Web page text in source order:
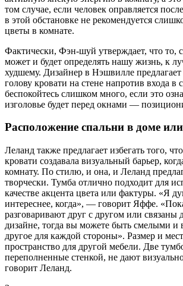
том случае, если человек оправляется
в этой обстановке не рекомендуется
цветы в комнате.
Фактически, Фэн-шуй утверждает, что то,
может и будет определять нашу жизнь, к
худшему. Дизайнер в Нэшвилле предлагает
голову кровати на стене напротив входа в
беспокойтесь слишком много, если это
изголовье будет перед окнами —
Расположение спальни в доме
Леланд также предлагает избегать того,
кровати создавала визуальный барьер,
комнату. По стилю, и она, и Леланд
творчески. Тумба отлично подходит для
качестве акцента цвета или фактуры. «Я
интереснее, когда», — говорит Яффе.
разговаривают друг с другом или связаны
дизайне, тогда вы можете быть смелыми и
другое для каждой стороны». Размер и
пространство для другой мебели. Две
переполненные стенкой, не дают
говорит Леланд.